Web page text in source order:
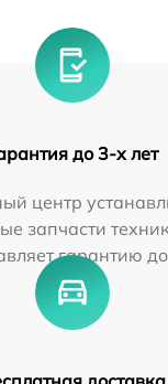
до 3-х лет
центр
запчасти
гарантию